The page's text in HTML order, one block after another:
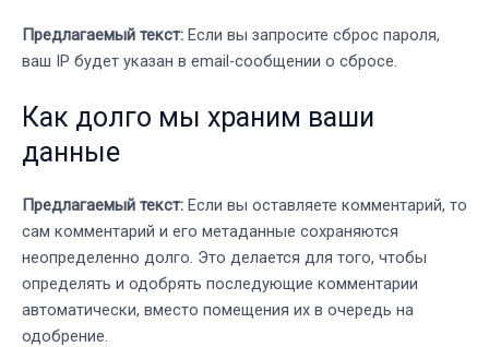
Предлагаемый текст: Если вы запросите сброс пароля,
ваш IP будет указан в email-сообщении о сбросе.
Как долго мы храним ваши
данные
Предлагаемый текст: Если вы оставляете комментарий, то
сам комментарий и его метаданные сохраняются
неопределенно долго. Это делается для того, чтобы
определять и одобрять последующие комментарии
автоматически, вместо помещения их в очередь на
одобрение.